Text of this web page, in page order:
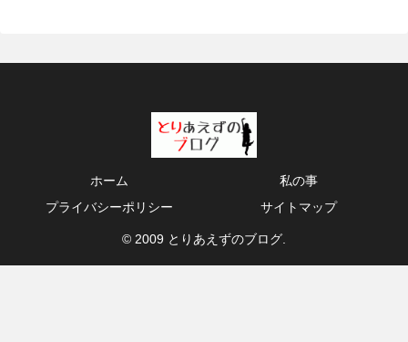
ホーム
私の事
プライバシーポリシー
サイトマップ
© 2009 とりあえずのブログ.